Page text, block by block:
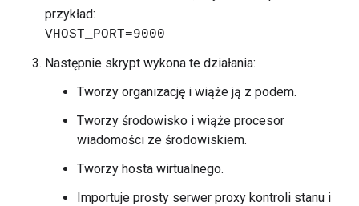
przykład:
VHOST_PORT=9000
Następnie skrypt wykona te działania:
Tworzy organizację i wiąże ją z podem.
Tworzy środowisko i wiąże procesor
wiadomości ze środowiskiem.
Tworzy hosta wirtualnego.
Importuje prosty serwer proxy kontroli stanu i